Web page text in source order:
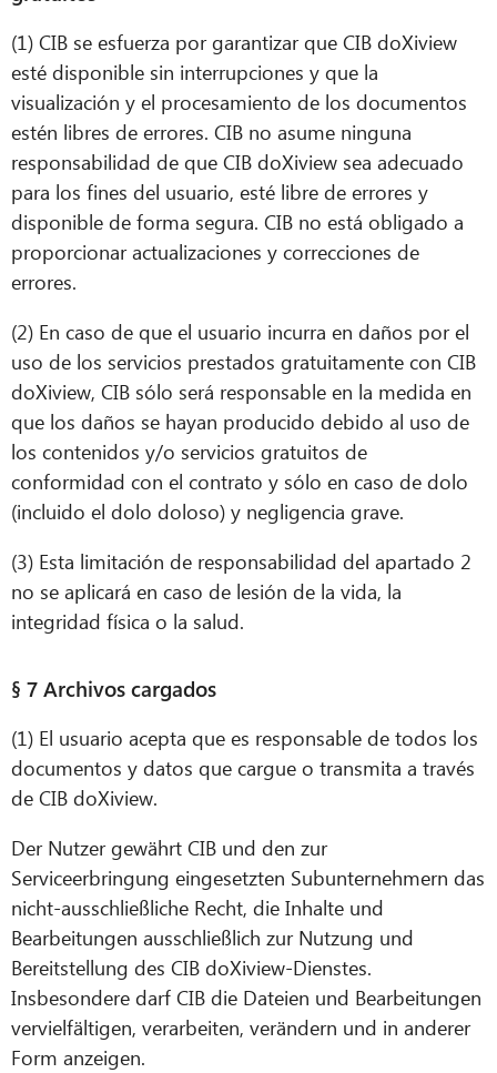
(1) CIB se esfuerza por garantizar que CIB doXiview
esté disponible sin interrupciones y que la
visualización y el procesamiento de los documentos
estén libres de errores. CIB no asume ninguna
responsabilidad de que CIB doXiview sea adecuado
para los fines del usuario, esté libre de errores y
disponible de forma segura. CIB no está obligado a
proporcionar actualizaciones y correcciones de
errores.
(2) En caso de que el usuario incurra en daños por el
uso de los servicios prestados gratuitamente con CIB
doXiview, CIB sólo será responsable en la medida en
que los daños se hayan producido debido al uso de
los contenidos y/o servicios gratuitos de
conformidad con el contrato y sólo en caso de dolo
(incluido el dolo doloso) y negligencia grave.
(3) Esta limitación de responsabilidad del apartado 2
no se aplicará en caso de lesión de la vida, la
integridad física o la salud.
§ 7 Archivos cargados
(1) El usuario acepta que es responsable de todos los
documentos y datos que cargue o transmita a través
de CIB doXiview.
Der Nutzer gewährt CIB und den zur
Serviceerbringung eingesetzten Subunternehmern das
nicht-ausschließliche Recht, die Inhalte und
Bearbeitungen ausschließlich zur Nutzung und
Bereitstellung des CIB doXiview-Dienstes.
Insbesondere darf CIB die Dateien und Bearbeitungen
vervielfältigen, verarbeiten, verändern und in anderer
Form anzeigen.